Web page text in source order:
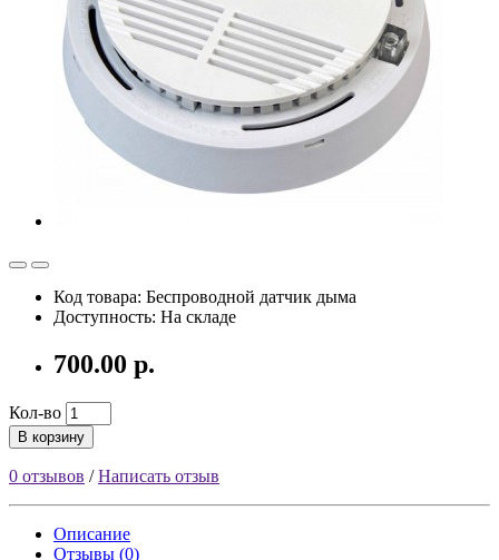
Код товара: Беспроводной датчик дыма
Доступность: На складе
700.00 р.
Кол-во
В корзину
0 отзывов /Написать отзыв
Описание
Отзывы (0)